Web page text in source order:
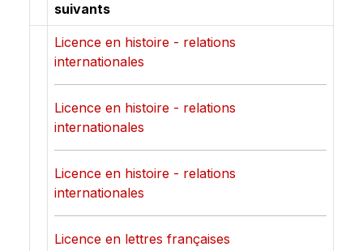
suivants
Licence en histoire - relations
internationales
Licence en histoire - relations
internationales
Licence en histoire - relations
internationales
Licence en lettres françaises